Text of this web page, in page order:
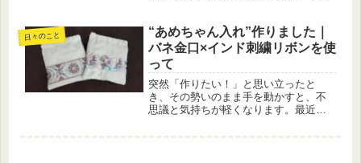
つけてしまいました。サンリオのワッ
ペンです。DSC_1949手芸コー...
日々のこと
“あめちゃん入れ”作りました｜
バネ金口×インド刺繍リボンを使
って
突然「作りたい！」と思い立ったと
き、その勢いのまま手を動かすと、不
思議と気持ちが軽くなります。最近テ